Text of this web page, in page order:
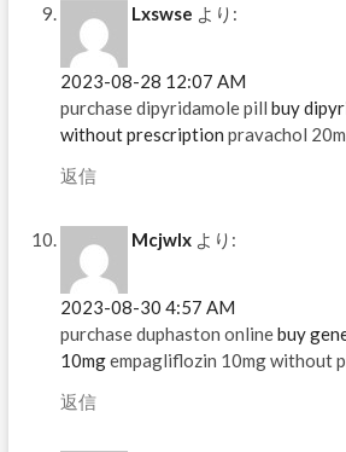
Lxswse より:
2023-08-28 12:07 AM
purchase dipyridamole pill buy
without prescription pravachol
返信
Mcjwlx より:
2023-08-30 4:57 AM
purchase duphaston onlinebuy
10mgempagliflozin 10mg without
返信